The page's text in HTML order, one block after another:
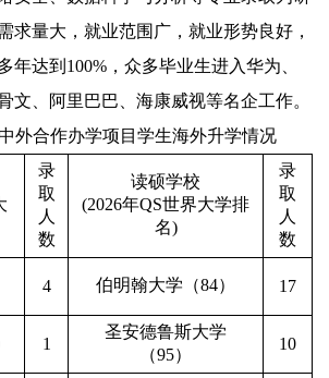
求量大，就业范围广，就业形势良好，
年达到 100% ，众多毕业生进入华为、
文、阿里巴巴、海康威视等名企工作。
外合作办学项目学生海外升学情况
录
取
人
数
读硕学校
(2026年QS世界大学排
名)
录
取
人
数
4 伯明翰大学（84） 17
1
圣安德鲁斯大学
（95）
10